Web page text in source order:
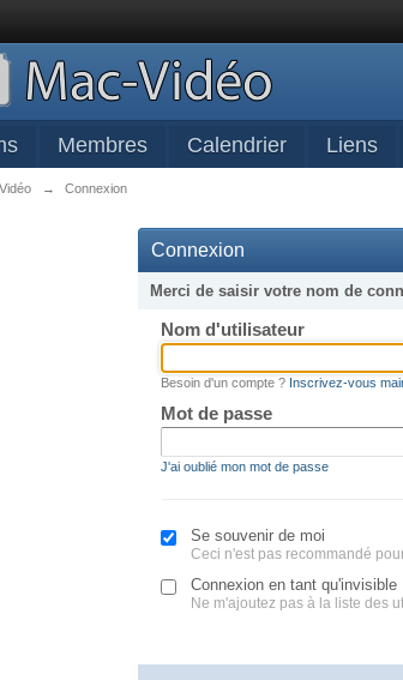
Membres Calendrier Liens
→ Connexion
Connexion
Merci de saisir votre nom de
Nom d'utilisateur
Besoin d'un compte ? Inscrivez-vous
Mot de passe
J'ai oublié mon mot de passe
Se souvenir de moi
Ceci n'est pas recommandé
Connexion en tant qu'invisible
Ne m'ajoutez pas à la liste des